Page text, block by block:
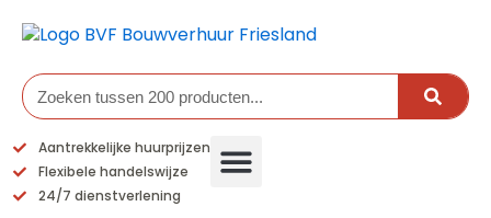
naar
inhoud
Zoeken
Aantrekkelijke huurprijzen
Flexibele handelswijze
24/7 dienstverlening